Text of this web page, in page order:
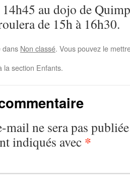
au dojo de
de 15h à 16h30.
dans Non classé. Vous pouvez le
la section Enfants.
mail ne sera pas
indiqués avec *